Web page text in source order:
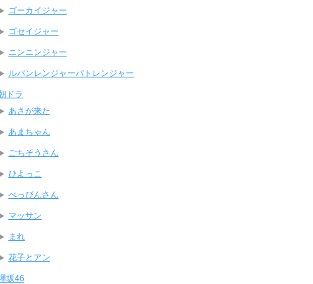
ゴーカイジャー
ゴセイジャー
ニンニンジャー
ルパンレンジャーパトレンジャー
ドラ
あさが来た
あまちゃん
ごちそうさん
ひよっこ
べっぴんさん
マッサン
まれ
花子とアン
坂46